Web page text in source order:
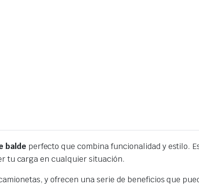
balde perfecto que combina funcionalidad y estilo.
tu carga en cualquier situación.
y ofrecen una serie de beneficios que